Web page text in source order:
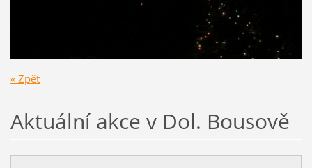
« Zpět
Aktuální akce v Dol. Bousově